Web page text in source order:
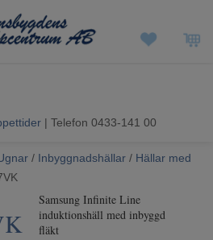
| Telefon 0433-141 00
/ Inbyggnadshällar / Hällar med
Samsung Infinite Line
induktionshäll med inbyggd
fläkt